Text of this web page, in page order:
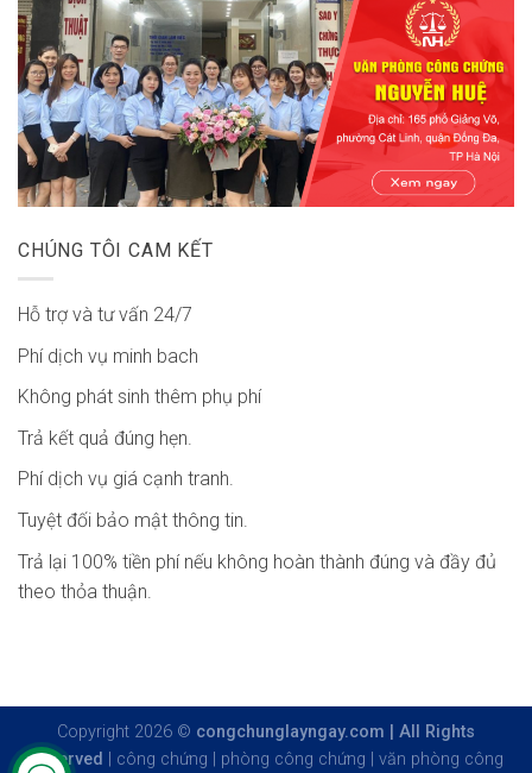
CHÚNG TÔI CAM KẾT
Hỗ trợ và tư vấn 24/7
Phí dịch vụ minh bach
Không phát sinh thêm phụ phí
Trả kết quả đúng hẹn.
Phí dịch vụ giá cạnh tranh.
Tuyệt đối bảo mật thông tin.
Trả lại 100% tiền phí nếu không hoàn thành đúng và đầy đủ
theo thỏa thuận.
Copyright 2026 © congchunglayngay.com | All Rights
Reserved
công chứng phòng công chứng văn phòng công